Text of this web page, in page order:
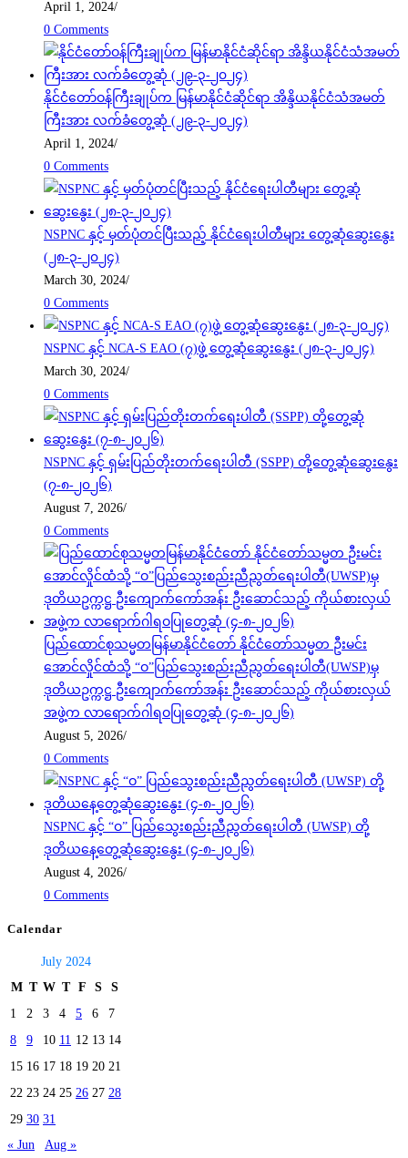
April 1, 2024/
0 Comments
နိုင်ငံတော်ဝန်ကြီးချုပ်က မြန်မာနိုင်ငံဆိုင်ရာ အိန္ဒိယနိုင်ငံသံအမတ်
ကြီးအား လက်ခံတွေ့ဆုံ (၂၉-၃-၂၀၂၄)
April 1, 2024/
0 Comments
NSPNC နှင့် မှတ်ပုံတင်ပြီးသည့် နိုင်ငံရေးပါတီများ တွေ့ဆုံဆွေးနွေး
(၂၈-၃-၂၀၂၄)
March 30, 2024/
0 Comments
NSPNC နှင့် NCA-S EAO (၇)ဖွဲ့ တွေ့ဆုံဆွေးနွေး (၂၈-၃-၂၀၂၄)
March 30, 2024/
0 Comments
NSPNC နှင့် ရှမ်းပြည်တိုးတက်ရေးပါတီ (SSPP) တို့တွေ့ဆုံဆွေးနွေး
(၇-၈-၂၀၂၆)
August 7, 2026/
0 Comments
ပြည်ထောင်စုသမ္မတမြန်မာနိုင်ငံတော် နိုင်ငံတော်သမ္မတ ဦးမင်း
အောင်လှိုင်ထံသို့ “ဝ”ပြည်သွေးစည်းညီညွတ်ရေးပါတီ(UWSP)မှ
ဒုတိယဥက္ကဋ္ဌ ဦးကျောက်ကော်အန်း ဦးဆောင်သည့် ကိုယ်စားလှယ်
အဖွဲ့က လာရောက်ဂါရဝပြုတွေ့ဆုံ (၄-၈-၂၀၂၆)
August 5, 2026/
0 Comments
NSPNC နှင့် “ဝ” ပြည်သွေးစည်းညီညွတ်ရေးပါတီ (UWSP) တို့
ဒုတိယနေ့တွေ့ဆုံဆွေးနွေး (၄-၈-၂၀၂၆)
August 4, 2026/
0 Comments
Calendar
July 2024
M T W T F S
S
1
2 3 4 5 6
7
8
9 10 11 12 13 14
15 16 17 18 19 20 21
22 23 24 25 26 27 28
29 30 31
« Jun
Aug »